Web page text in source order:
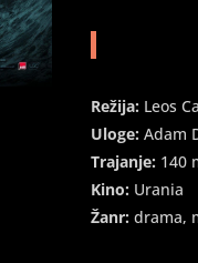
Režija: Leos
Uloge: Adam
Trajanje: 140
Kino: Urania
Žanr: drama,